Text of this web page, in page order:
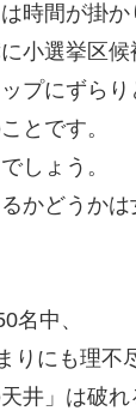
時間が掛か
小選挙区候
プにずらり
とです。
しょう。
かどうかは
名中、
にも理不
井」は破れ